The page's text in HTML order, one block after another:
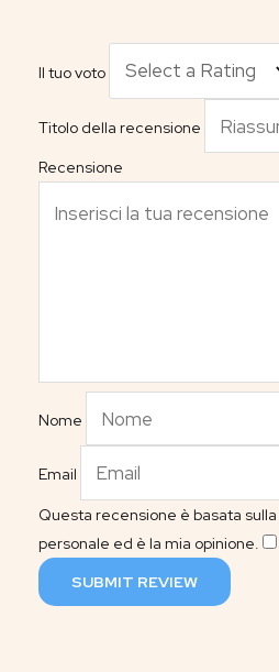
Il tuo voto
Titolo della recensione
Recensione
Nome
Email
Questa recensione è basata
personale ed è la mia opinione.
SUBMIT REVIEW